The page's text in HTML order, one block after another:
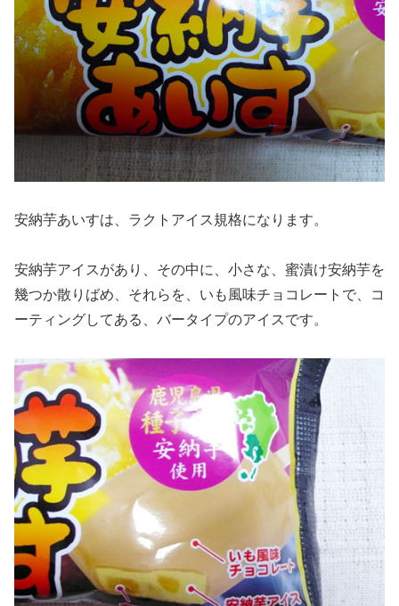
安納芋あいすは、ラクトアイス規格になります。
安納芋アイスがあり、その中に、小さな、蜜漬け安納芋を
幾つか散りばめ、それらを、いも風味チョコレートで、コ
ーティングしてある、バータイプのアイスです。